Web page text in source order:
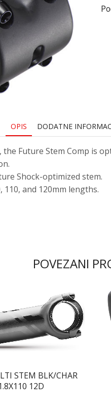
OPIS DODATNE
Future Stem Comp is
Shock-optimized stem.
110, and 120mm lengths.
POVEZANI
STEM BLK/CHAR
12D